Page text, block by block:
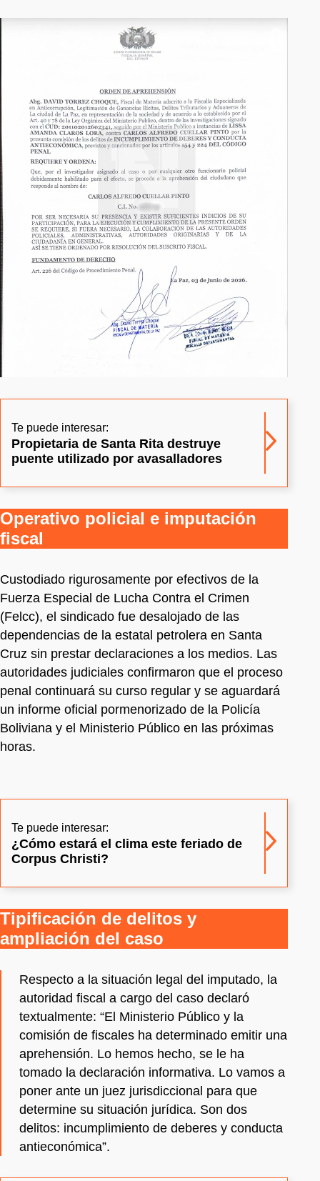
Te puede interesar:
Propietaria de Santa Rita destruye
puente utilizado por avasalladores
Operativo policial e imputación
fiscal
Custodiado rigurosamente por efectivos de la
Fuerza Especial de Lucha Contra el Crimen
(Felcc), el sindicado fue desalojado de las
dependencias de la estatal petrolera en Santa
Cruz sin prestar declaraciones a los medios. Las
autoridades judiciales confirmaron que el proceso
penal continuará su curso regular y se aguardará
un informe oficial pormenorizado de la Policía
Boliviana y el Ministerio Público en las próximas
horas.
Te puede interesar:
¿Cómo estará el clima este feriado de
Corpus Christi?
Tipificación de delitos y
ampliación del caso
Respecto a la situación legal del imputado, la
autoridad fiscal a cargo del caso declaró
textualmente: “El Ministerio Público y la
comisión de fiscales ha determinado emitir una
aprehensión. Lo hemos hecho, se le ha
tomado la declaración informativa. Lo vamos a
poner ante un juez jurisdiccional para que
determine su situación jurídica. Son dos
delitos: incumplimiento de deberes y conducta
antieconómica”.